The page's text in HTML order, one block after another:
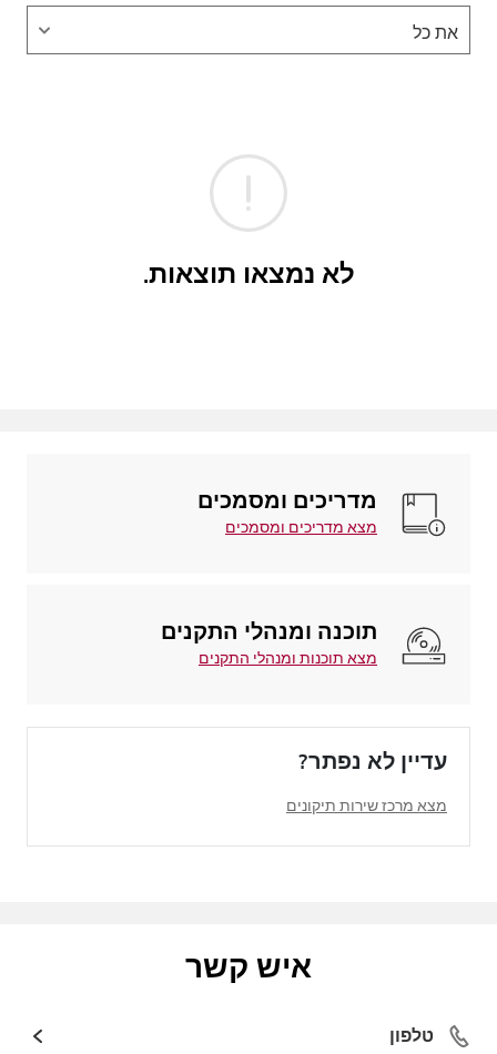
לא נמצאו תוצאות.
מדריכים ומסמכים
מצא מדריכים ומסמכים
תוכנה ומנהלי התקנים
מצא תוכנות ומנהלי התקנים
עדיין לא נפתר?
מצא מרכז שירות תיקונים
איש קשר
טלפון